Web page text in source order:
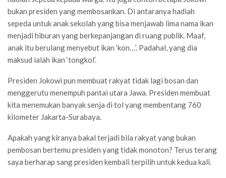
bukan presiden yang membosankan. Di antaranya hadiah
sepeda untuk anak sekolah yang bisa menjawab lima nama ikan
menjadi hiburan yang berkepanjangan di ruang publik. Maaf,
anak itu berulang menyebut ikan ‘kon…’. Padahal, yang dia
maksud ialah ikan ‘tongkol’.
Presiden Jokowi pun membuat rakyat tidak lagi bosan dan
menggerutu menempuh pantai utara Jawa. Presiden membuat
kita menemukan banyak senja di tol yang membentang 760
kilometer Jakarta-Surabaya.
Apakah yang kiranya bakal terjadi bila rakyat yang bukan
pembosan bertemu presiden yang tidak monoton? Terus terang
saya berharap sang presiden kembali terpilih untuk kedua kali.